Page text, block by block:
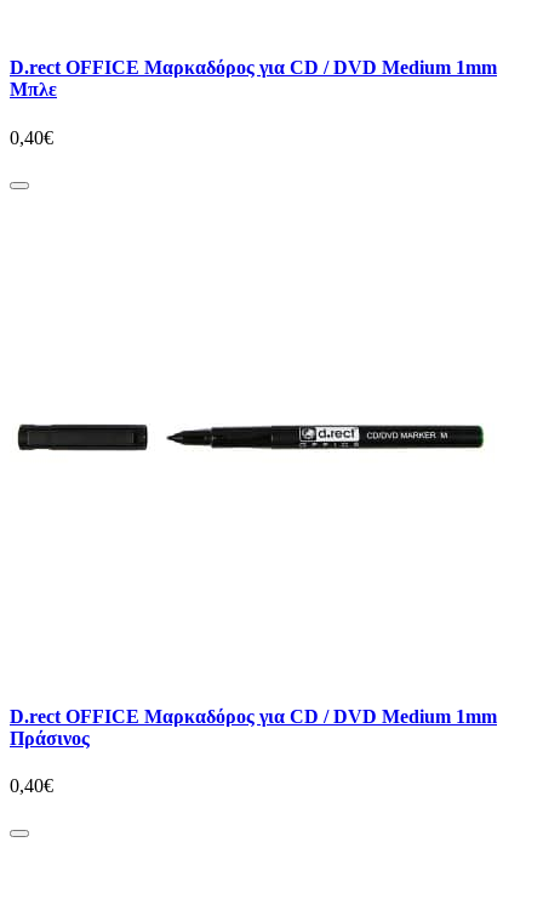
D.rect OFFICE Μαρκαδόρος για CD / DVD Medium 1mm
Μπλε
0,40€
D.rect OFFICE Μαρκαδόρος για CD / DVD Medium 1mm
Πράσινος
0,40€